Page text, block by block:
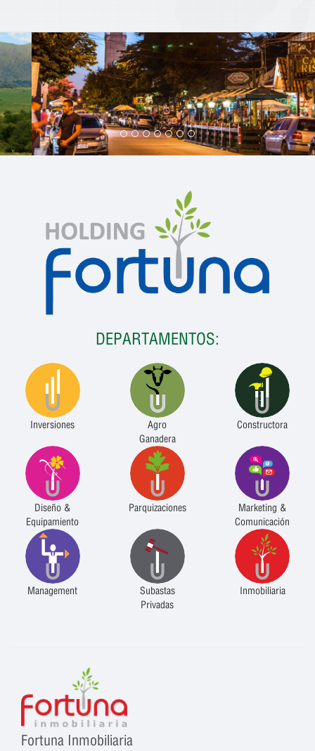
DEPARTAMENTOS:
Inversiones
Agro
Ganadera
Constructora
Diseño &
Equipamiento
Parquizaciones
Marketing &
Comunicación
Management
Subastas
Privadas
Inmobiliaria
Fortuna Inmobiliaria